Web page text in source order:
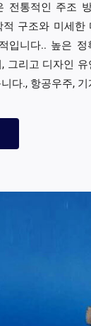
전통적인 주조
구조와 미세한
입니다.. 높은 정
그리고 디자인
다., 항공우주, 기